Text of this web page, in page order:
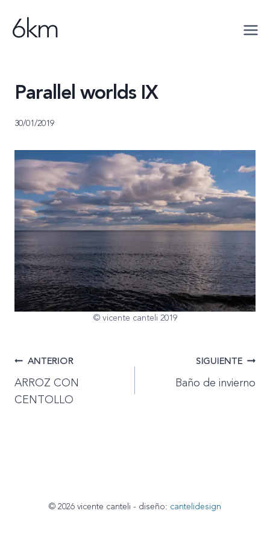
contenido
6km
Parallel worlds IX
30/01/2019
© vicente canteli 2019
Navegación
de
ANTERIOR
ARROZ CON
CENTOLLO
SIGUIENTE
Baño de invierno
© 2026 vicente canteli - diseño: cantelidesign